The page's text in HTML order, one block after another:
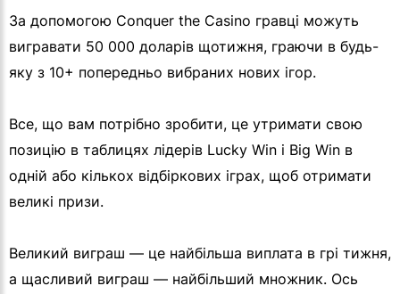
За допомогою Conquer the Casino гравці можуть
вигравати 50 000 доларів щотижня, граючи в будь-
яку з 10+ попередньо вибраних нових ігор.
Все, що вам потрібно зробити, це утримати свою
позицію в таблицях лідерів Lucky Win і Big Win в
одній або кількох відбіркових іграх, щоб отримати
великі призи.
Великий виграш — це найбільша виплата в грі тижня,
а щасливий виграш — найбільший множник. Ось